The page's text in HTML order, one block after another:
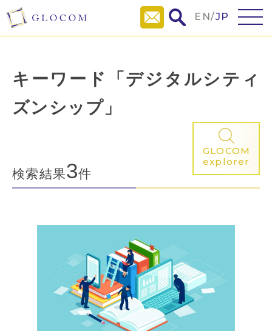
EN/JP
キーワード「デジタルシティ
ズンシップ」
GLOCOM
explorer
検索結果3件